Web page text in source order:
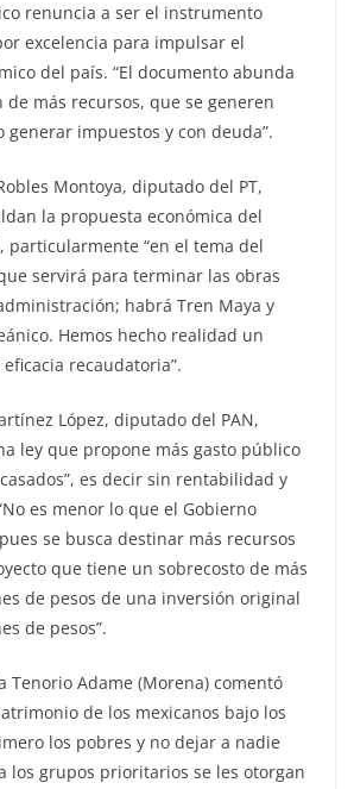
renuncia a ser el instrumento
excelencia para impulsar el
del país. “El documento abunda
más recursos, que se generen
generar impuestos y con deuda”.
Montoya, diputado del PT,
la propuesta económica del
particularmente “en el tema del
servirá para terminar las obras
habrá Tren Maya y
Hemos hecho realidad un
recaudatoria”.
López, diputado del PAN,
ley que propone más gasto público
es decir sin rentabilidad y
es menor lo que el Gobierno
se busca destinar más recursos
que tiene un sobrecosto de más
de pesos de una inversión original
de pesos”.
Tenorio Adame (Morena) comentó
de los mexicanos bajo los
los pobres y no dejar a nadie
los grupos prioritarios se les otorgan